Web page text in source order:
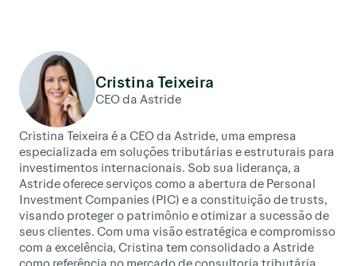
Cristina Teixeira
CEO da Astride
Cristina Teixeira é a CEO da Astride, uma empresa
especializada em soluções tributárias e estruturais para
investimentos internacionais. Sob sua liderança, a
Astride oferece serviços como a abertura de Personal
Investment Companies (PIC) e a constituição de trusts,
visando proteger o patrimônio e otimizar a sucessão de
seus clientes. Com uma visão estratégica e compromisso
com a excelência, Cristina tem consolidado a Astride
como referência no mercado de consultoria tributária